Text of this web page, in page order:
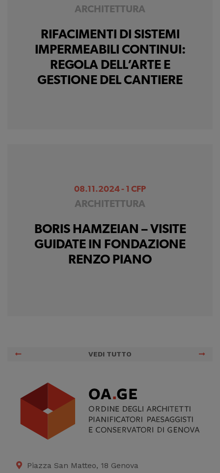
ARCHITETTURA
RIFACIMENTI DI SISTEMI
IMPERMEABILI CONTINUI:
REGOLA DELL’ARTE E
GESTIONE DEL CANTIERE
08.11.2024 - 1 CFP
ARCHITETTURA
BORIS HAMZEIAN – VISITE
GUIDATE IN FONDAZIONE
RENZO PIANO
VEDI TUTTO
Piazza San Matteo, 18 Genova